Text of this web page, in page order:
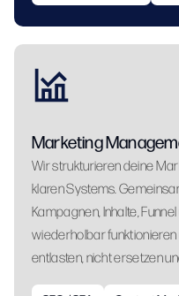
Marketing
Wir strukturieren deine
klaren Systems.
Kampagnen, Inhalte,
wiederholbar
entlasten, nicht ersetzen